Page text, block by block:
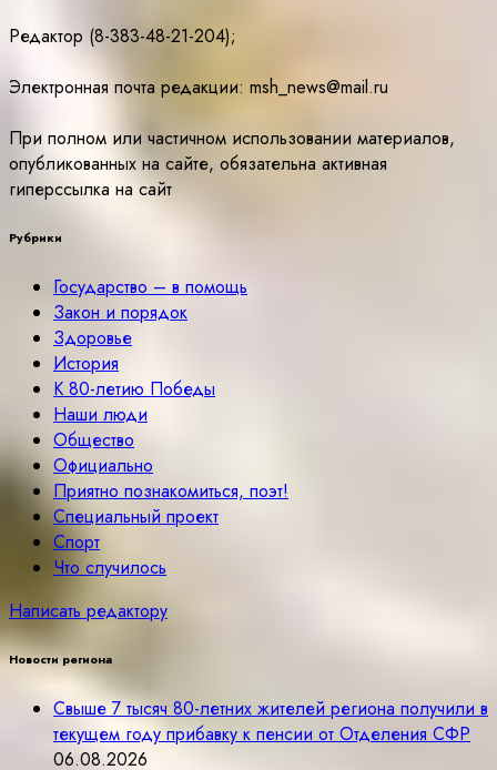
Редактор (8-383-48-21-204);
Электронная почта редакции: msh_news@mail.ru
При полном или частичном использовании материалов,
опубликованных на сайте, обязательна активная
гиперссылка на сайт
Рубрики
Государство – в помощь
Закон и порядок
Здоровье
История
К 80-летию Победы
Наши люди
Общество
Официально
Приятно познакомиться, поэт!
Специальный проект
Спорт
Что случилось
Написать редактору
Новости региона
Свыше 7 тысяч 80-летних жителей региона получили в
текущем году прибавку к пенсии от Отделения СФР
06.08.2026